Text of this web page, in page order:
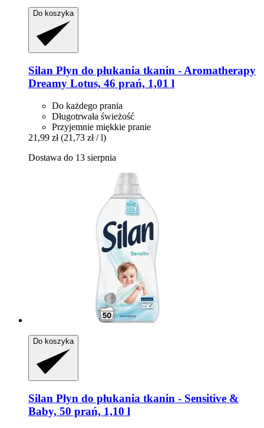
Do koszyka
Silan Płyn do płukania tkanin -​ Aromatherapy
Dreamy Lotus, 46 prań, 1,01 l
Do każdego prania
Długotrwała świeżość
Przyjemnie miękkie pranie
21,99 zł (21,73 zł / l)
Dostawa do 13 sierpnia
Do koszyka
Silan Płyn do płukania tkanin -​ Sensitive &
Baby, 50 prań, 1,10 l